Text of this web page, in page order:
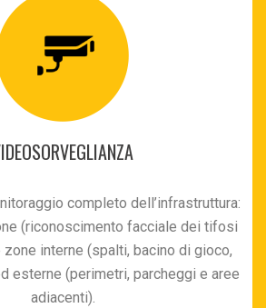
completo dell’infrastruttura:
(riconoscimento facciale dei tifosi
zone interne (spalti, bacino di gioco,
esterne (perimetri, parcheggi e aree
adiacenti).